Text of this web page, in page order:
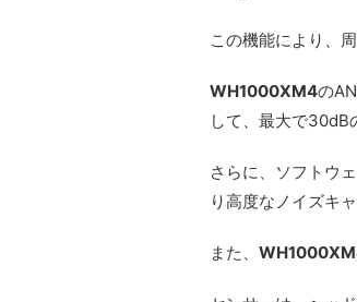
この機能により、
WH1000XM4の
して、最大で30dB
さらに、ソフトウ
り高度なノイズキ
また、